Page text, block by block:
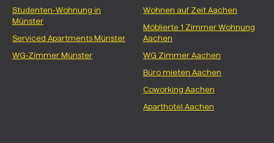
Studenten-Wohnung in
Münster
Serviced Apartments Münster
WG-Zimmer Münster
Wohnen auf Zeit Aachen
Möblierte 1 Zimmer Wohnung
Aachen
WG Zimmer Aachen
Büro mieten Aachen
Coworking Aachen
Aparthotel Aachen